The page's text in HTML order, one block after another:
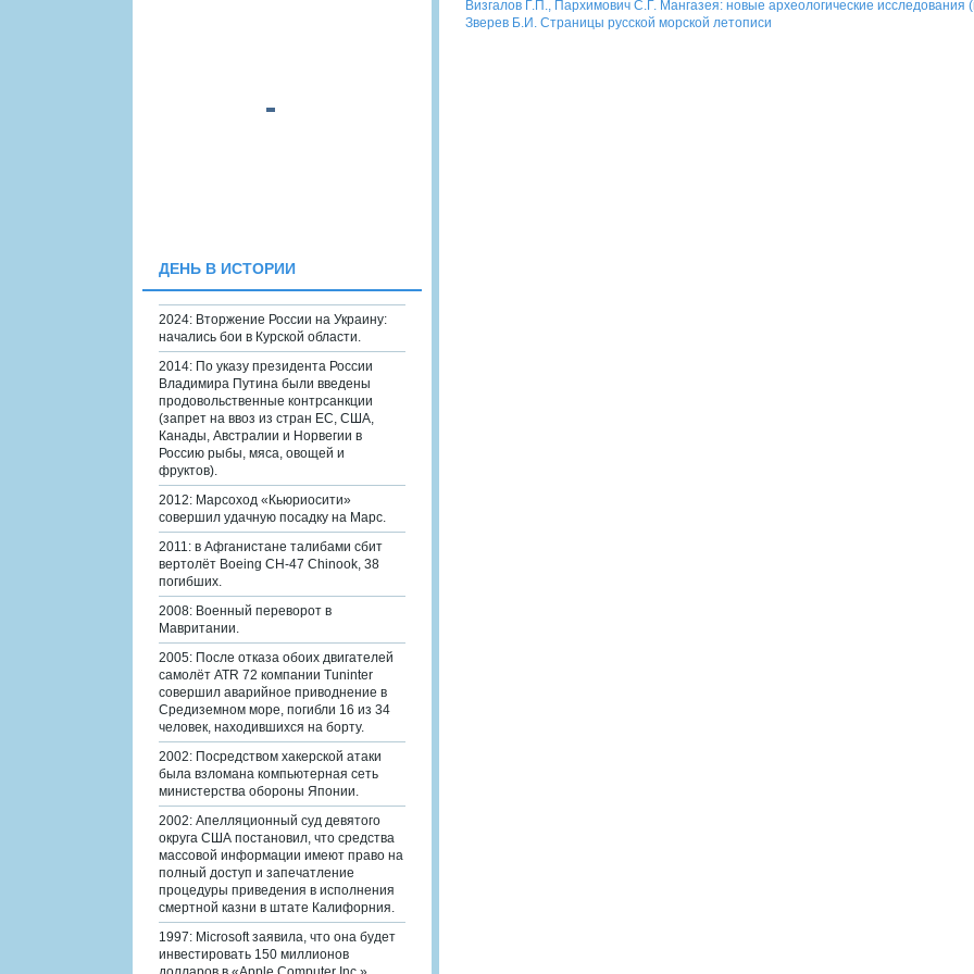
Визгалов Г.П., Пархимович С.Г. Мангазея: новые археологические исследования
Зверев Б.И. Страницы русской морской летописи
ДЕНЬ В ИСТОРИИ
2024: Вторжение России на Украину:
начались бои в Курской области.
2014: По указу президента России
Владимира Путина были введены
продовольственные контрсанкции
(запрет на ввоз из стран ЕС, США,
Канады, Австралии и Норвегии в
Россию рыбы, мяса, овощей и
фруктов).
2012: Марсоход «Кьюриосити»
совершил удачную посадку на Марс.
2011: в Афганистане талибами сбит
вертолёт Boeing CH-47 Chinook, 38
погибших.
2008: Военный переворот в
Мавритании.
2005: После отказа обоих двигателей
самолёт ATR 72 компании Tuninter
совершил аварийное приводнение в
Средиземном море, погибли 16 из 34
человек, находившихся на борту.
2002: Посредством хакерской атаки
была взломана компьютерная сеть
министерства обороны Японии.
2002: Апелляционный суд девятого
округа США постановил, что средства
массовой информации имеют право на
полный доступ и запечатление
процедуры приведения в исполнения
смертной казни в штате Калифорния.
1997: Microsoft заявила, что она будет
инвестировать 150 миллионов